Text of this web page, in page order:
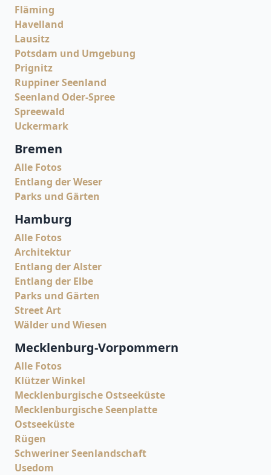
Fläming
Havelland
Lausitz
Potsdam und Umgebung
Prignitz
Ruppiner Seenland
Seenland Oder-Spree
Spreewald
Uckermark
Bremen
Alle Fotos
Entlang der Weser
Parks und Gärten
Hamburg
Alle Fotos
Architektur
Entlang der Alster
Entlang der Elbe
Parks und Gärten
Street Art
Wälder und Wiesen
Mecklenburg-Vorpommern
Alle Fotos
Klützer Winkel
Mecklenburgische Ostseeküste
Mecklenburgische Seenplatte
Ostseeküste
Rügen
Schweriner Seenlandschaft
Usedom